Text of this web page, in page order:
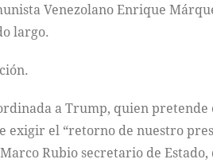
Venezolano Enrique
largo.
a Trump, quien pretende
exigir el “retorno de nuestro
Rubio secretario de